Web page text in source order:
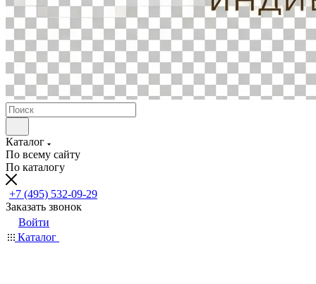
Каталог
По всему сайту
По каталогу
+7 (495) 532-09-29
Заказать звонок
Войти
Каталог